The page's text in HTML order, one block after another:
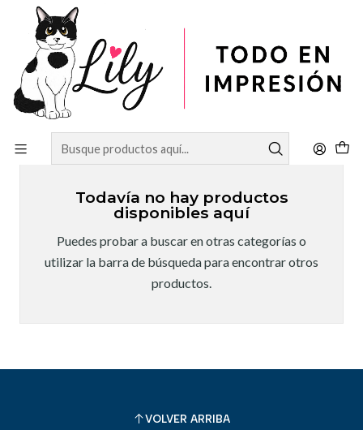
Inicio SUBLIMACIÓN
Insumos Sublimables
Textiles
Todavía no hay productos
disponibles aquí
Puedes probar a buscar en otras categorías o
utilizar la barra de búsqueda para encontrar otros
productos.
VOLVER ARRIBA